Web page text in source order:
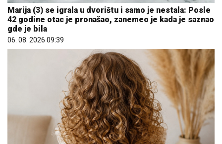
Marija (3) se igrala u dvorištu i samo je nestala: Posle
42 godine otac je pronašao, zanemeo je kada je saznao
gde je bila
06. 08. 2026 09:39